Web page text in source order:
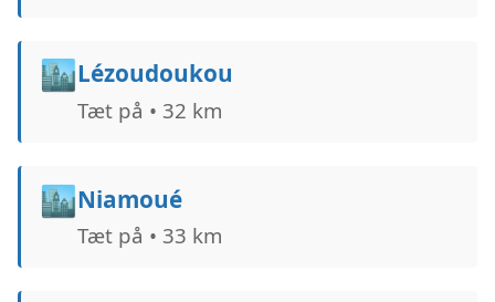
🏙️Lézoudoukou
Tæt på • 32 km
🏙️Niamoué
Tæt på • 33 km